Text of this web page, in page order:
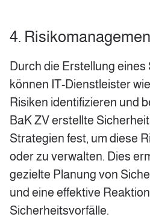
4.
Durch die Erstellung
können IT-Dienstleister
Risiken identifizieren und
BaK ZV erstellte
Strategien fest, um diese
oder zu verwalten. Dies
gezielte Planung von
und eine effektive
Sicherheitsvorfälle.